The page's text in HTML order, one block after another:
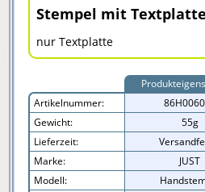
Stempel mit
nur Textplatte
Artikelnummer:
Gewicht:
55g
Lieferzeit:
Marke:
JUST
Modell: